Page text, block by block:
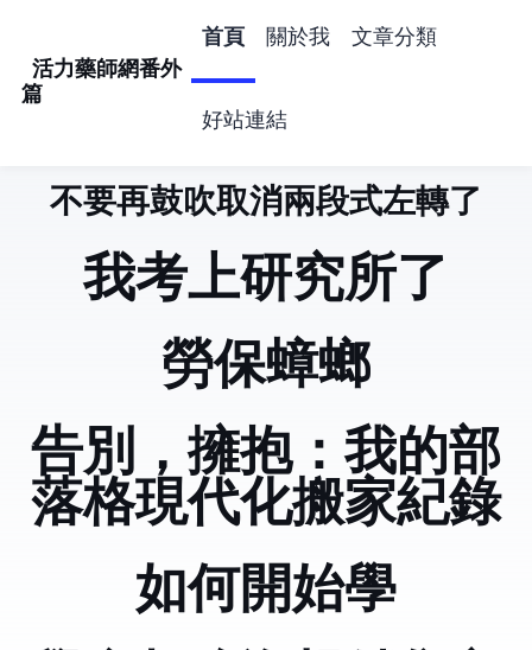
活力藥師網番外
篇
首頁 關於我 文章分類
好站連結
活力藥師網番外
不要再鼓吹取消兩段式左轉了
我考上研究所了
勞保蟑螂
告別 Hugo，擁抱 Astro：我的部
落格現代化搬家紀錄
如何開始學python